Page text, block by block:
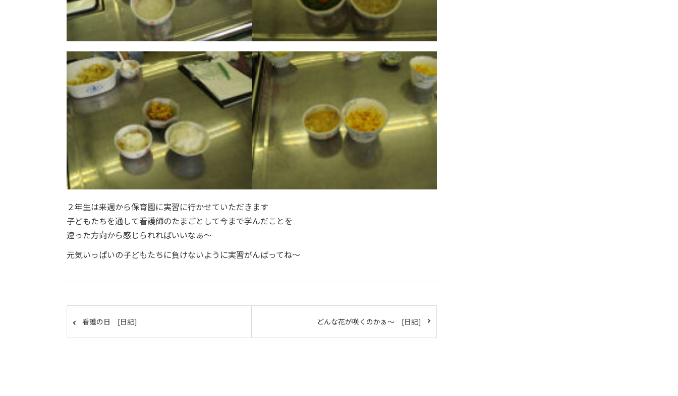
２年生は来週から保育園に実習に行かせていただきます
子どもたちを通して看護師のたまごとして今まで学んだことを
違った方向から感じられればいいなぁ～
元気いっぱいの子どもたちに負けないように実習がんばってね～
看護の日 [日記] どんな花が咲くのかぁ～ [日記]